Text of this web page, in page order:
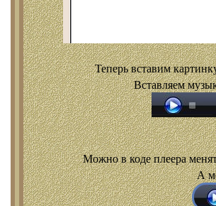
Теперь вставим
Вставляем
Можно в коде плеера
А